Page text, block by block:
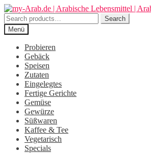
Zur
Navigation
springen
Zum
Inhalt
springen
Search
for:
Search
Menü
Probieren
Gebäck
Speisen
Zutaten
Eingelegtes
Fertige Gerichte
Gemüse
Gewürze
Süßwaren
Kaffee & Tee
Vegetarisch
Specials